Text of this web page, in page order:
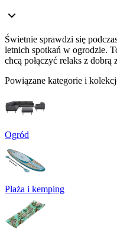
Świetnie sprawdzi się
letnich spotkań w ogrodzie.
chcą połączyć relaks z dobrą
Powiązane kategorie i
Ogród
Plaża i kemping